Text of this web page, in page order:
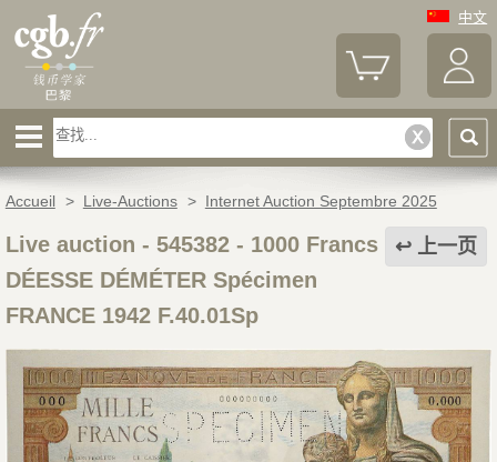
中文
Accueil > Live-Auctions > Internet Auction Septembre 2025
上一页
Live auction - 545382- 1000 Francs
DÉESSE DÉMÉTER Spécimen
FRANCE 1942 F.40.01Sp